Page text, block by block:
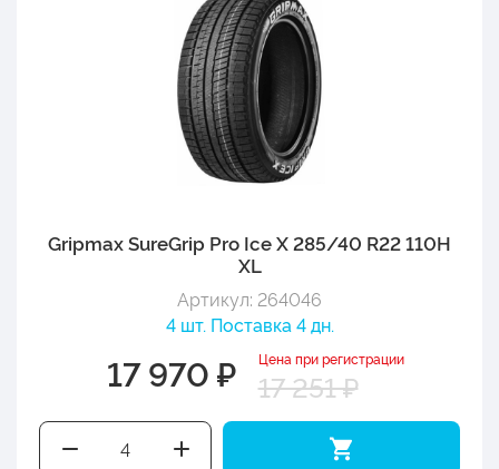
Gripmax SureGrip Pro Ice X 285/40 R22 110H
XL
Артикул: 264046
4 шт. Поставка 4 дн.
17 970 ₽ Цена при регистрации
17 251 ₽